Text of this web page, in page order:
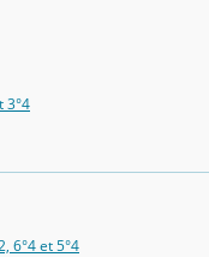
3°4
6°4 et 5°4